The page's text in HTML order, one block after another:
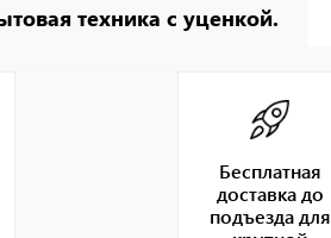
техника с уценкой.
Бесплатная
доставка до
подъезда для